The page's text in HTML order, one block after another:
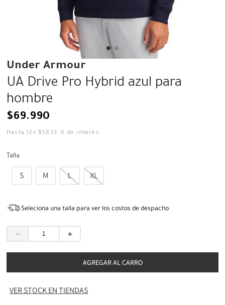
Under Armour
UA Drive Pro Hybrid azul para
hombre
$69.990
Hasta12 x $ 5833 ,0 de interés
Talla
S M L XL
Seleciona una talla para ver los costos de despacho
＋
－
AGREGAR AL CARRO
VER STOCK EN TIENDAS